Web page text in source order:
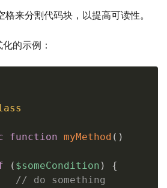
来分割代码块，以提高可读性。
的示例：
function myMethod ( )
( $someCondition )
{
// do something